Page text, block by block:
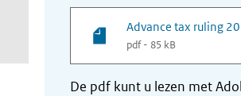
Advance tax ruling
pdf - 85 kB
De pdf kunt u lezen met